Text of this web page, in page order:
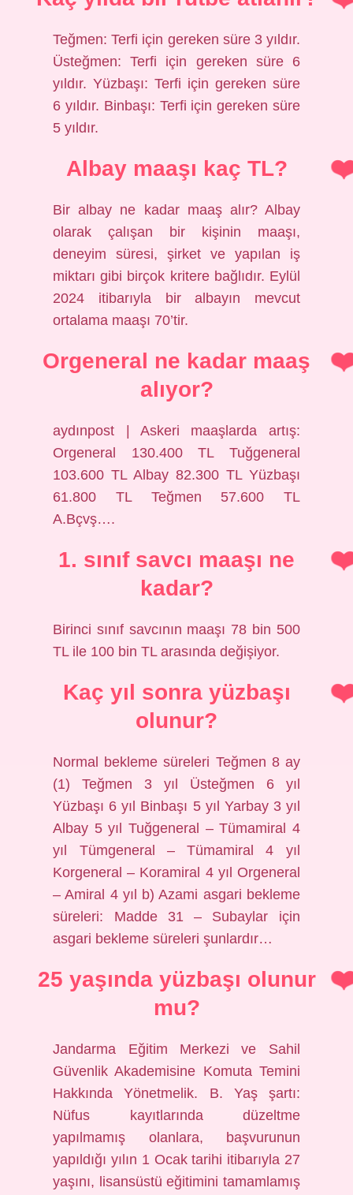
Teğmen: Terfi için gereken süre 3 yıldır.
Üsteğmen: Terfi için gereken süre 6
yıldır. Yüzbaşı: Terfi için gereken süre
6 yıldır. Binbaşı: Terfi için gereken süre
5 yıldır.
Albay maaşı kaç TL?
Bir albay ne kadar maaş alır? Albay
olarak çalışan bir kişinin maaşı,
deneyim süresi, şirket ve yapılan iş
miktarı gibi birçok kritere bağlıdır. Eylül
2024 itibarıyla bir albayın mevcut
ortalama maaşı 70’tir.
Orgeneral ne kadar maaş
alıyor?
aydınpost | Askeri maaşlarda artış:
Orgeneral 130.400 TL Tuğgeneral
103.600 TL Albay 82.300 TL Yüzbaşı
61.800 TL Teğmen 57.600 TL
A.Bçvş….
1. sınıf savcı maaşı ne
kadar?
Birinci sınıf savcının maaşı 78 bin 500
TL ile 100 bin TL arasında değişiyor.
Kaç yıl sonra yüzbaşı
olunur?
Normal bekleme süreleri Teğmen 8 ay
(1) Teğmen 3 yıl Üsteğmen 6 yıl
Yüzbaşı 6 yıl Binbaşı 5 yıl Yarbay 3 yıl
Albay 5 yıl Tuğgeneral – Tümamiral 4
yıl Tümgeneral – Tümamiral 4 yıl
Korgeneral – Koramiral 4 yıl Orgeneral
– Amiral 4 yıl b) Azami asgari bekleme
süreleri: Madde 31 – Subaylar için
asgari bekleme süreleri şunlardır…
25 yaşında yüzbaşı olunur
mu?
Jandarma Eğitim Merkezi ve Sahil
Güvenlik Akademisine Komuta Temini
Hakkında Yönetmelik. B. Yaş şartı:
Nüfus kayıtlarında düzeltme
yapılmamış olanlara, başvurunun
yapıldığı yılın 1 Ocak tarihi itibarıyla 27
yaşını, lisansüstü eğitimini tamamlamış